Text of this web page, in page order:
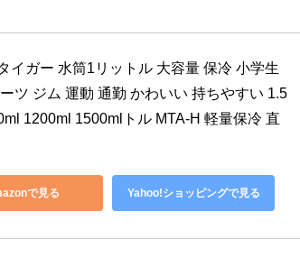
イガー 水筒1リットル 大容量 保冷 小学生
ツ ジム 運動 通勤 かわいい 持ちやすい 1.5
1200ml 1500mlトル MTA-H 軽量保冷 直
で見る Yahoo!ショッピングで見る